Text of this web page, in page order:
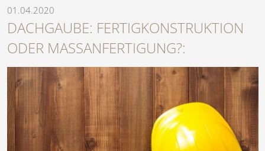
01.04.2020
DACHGAUBE: FERTIGKONSTRUKTION
ODER MASSANFERTIGUNG?: